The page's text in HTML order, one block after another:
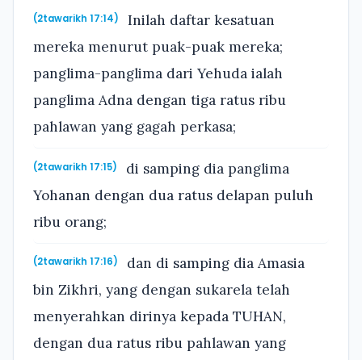
(2tawarikh 17:14)
Inilah daftar kesatuan
mereka menurut puak-puak mereka;
panglima-panglima dari Yehuda ialah
panglima Adna dengan tiga ratus ribu
pahlawan yang gagah perkasa;
(2tawarikh 17:15)
di samping dia panglima
Yohanan dengan dua ratus delapan puluh
ribu orang;
(2tawarikh 17:16)
dan di samping dia Amasia
bin Zikhri, yang dengan sukarela telah
menyerahkan dirinya kepada TUHAN,
dengan dua ratus ribu pahlawan yang